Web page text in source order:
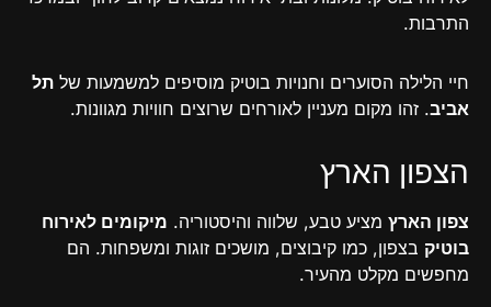
התרבות.
חיי הלילה הסוערים וחנויות בוטיק מוסיפים למשמעות של תל
אביב. זהו מקום מעניין לאורחים שרוצים חוויות מגוונות.
הצפון הארץ
צפון הארץ מציע טבע, שלווה והיסטוריה. מיקומים לאירוח
בוטיק בצפון, כמו קיבוצים, מושכים זוגות ומשפחות. הם
מחפשים מקלט מהעיר.